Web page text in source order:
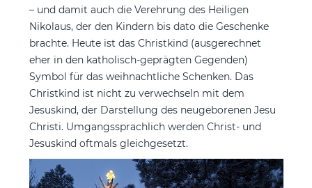
– und damit auch die Verehrung des Heiligen
Nikolaus, der den Kindern bis dato die Geschenke
brachte. Heute ist das Christkind (ausgerechnet
eher in den katholisch-geprägten Gegenden)
Symbol für das weihnachtliche Schenken. Das
Christkind ist nicht zu verwechseln mit dem
Jesuskind, der Darstellung des neugeborenen Jesu
Christi. Umgangssprachlich werden Christ- und
Jesuskind oftmals gleichgesetzt.